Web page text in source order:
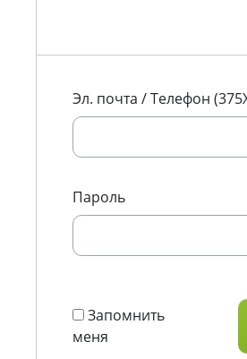
Эл. почта / Телефон
Пароль
Запомнить
меня